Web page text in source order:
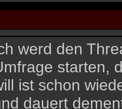
werd den
starten,
ist schon
dauert